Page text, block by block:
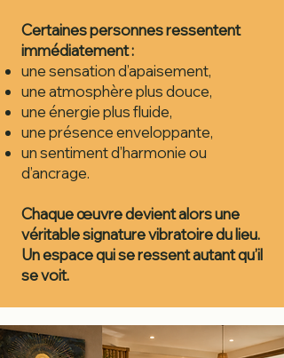
Certaines personnes ressentent
immédiatement :
une sensation d’apaisement,
une atmosphère plus douce,
une énergie plus fluide,
une présence enveloppante,
un sentiment d’harmonie ou
d’ancrage.
Chaque œuvre devient alors une
véritable signature vibratoire du lieu.
Un espace qui se ressent autant qu’il
se voit.